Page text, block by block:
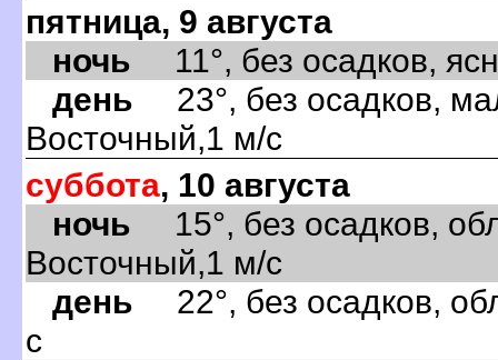
пятница, 9 августа
ночь 11°, без осадков,
день 23°, без осадков,
Восточный,1 м/с
суббота, 10 августа
ночь 15°, без осадков,
Восточный,1 м/с
день 22°, без осадков,
с